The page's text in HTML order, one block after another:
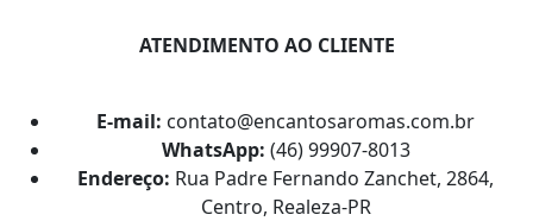
ATENDIMENTO AO CLIENTE
E-mail: contato@encantosaromas.com.br
WhatsApp: (46) 99907-8013
Endereço: Rua Padre Fernando Zanchet, 2864,
Centro, Realeza-PR